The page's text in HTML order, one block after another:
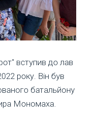
вступив до лав
року. Він був
батальйону
Мономаха.